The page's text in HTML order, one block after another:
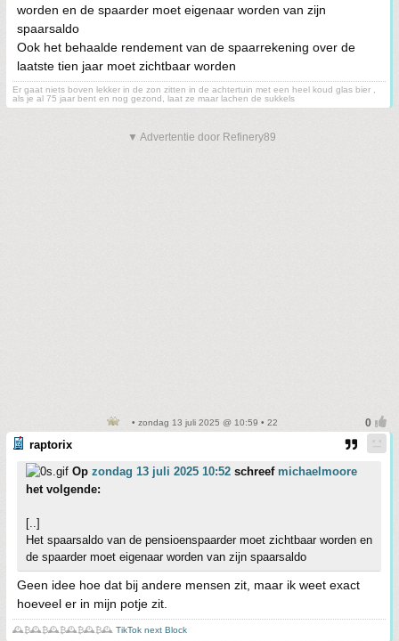
worden en de spaarder moet eigenaar worden van zijn
spaarsaldo
Ook het behaalde rendement van de spaarrekening over de
laatste tien jaar moet zichtbaar worden
Er gaat niets boven lekker in de zon zitten in de achtertuin met een heel koud glas bier ,
als je al 75 jaar bent en nog gezond, laat ze maar lachen de sukkels
▼ Advertentie door Refinery89
• zondag 13 juli 2025 @ 10:59 • 22
raptorix
Op zondag 13 juli 2025 10:52 schreef michaelmoore
het volgende:
[..]
Het spaarsaldo van de pensioenspaarder moet zichtbaar worden en
de spaarder moet eigenaar worden van zijn spaarsaldo
Geen idee hoe dat bij andere mensen zit, maar ik weet exact
hoeveel er in mijn potje zit.
🕰️₿🕰️₿🕰️₿🕰️₿🕰️₿🕰️ TikTok next Block